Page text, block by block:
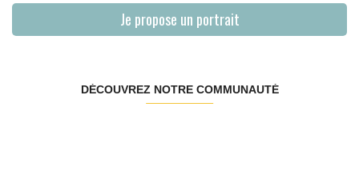
Je propose un portrait
DÉCOUVREZ NOTRE COMMUNAUTÉ